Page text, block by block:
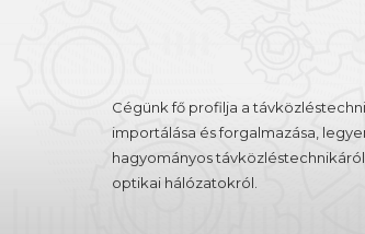
Cégünk fő profilja a
importálása és forgalmazása,
hagyományos
optikai hálózatokról.